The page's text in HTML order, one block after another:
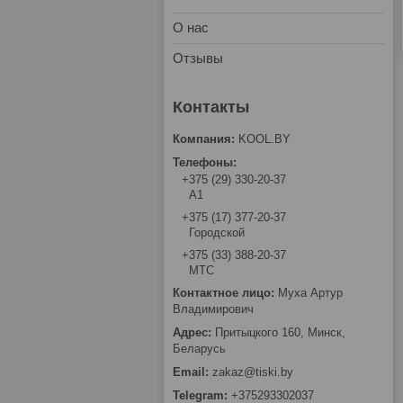
О нас
Отзывы
KOOL.BY
+375 (29) 330-20-37
А1
+375 (17) 377-20-37
Городской
+375 (33) 388-20-37
МТС
Муха Артур
Владимирович
Притыцкого 160, Минск,
Беларусь
zakaz@tiski.by
+375293302037